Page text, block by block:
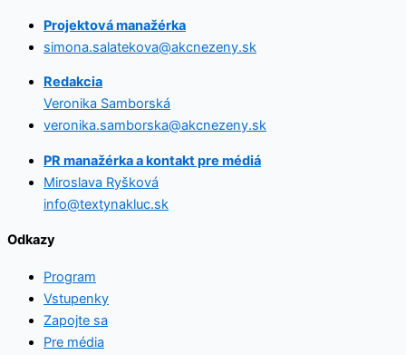
Projektová manažérka
simona.salatekova@akcnezeny.sk
Redakcia
Veronika Samborská
veronika.samborska@akcnezeny.sk
PR manažérka a kontakt pre médiá
Miroslava Ryšková
info@textynakluc.sk
Odkazy
Program
Vstupenky
Zapojte sa
Pre média